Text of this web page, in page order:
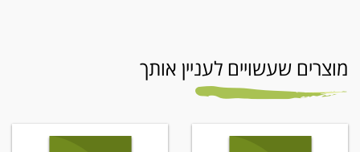
מוצרים שעשויים לעניין אותך